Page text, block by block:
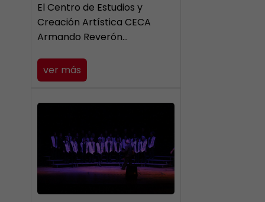
El Centro de Estudios y
Creación Artística CECA
Armando Reverón…
ver más